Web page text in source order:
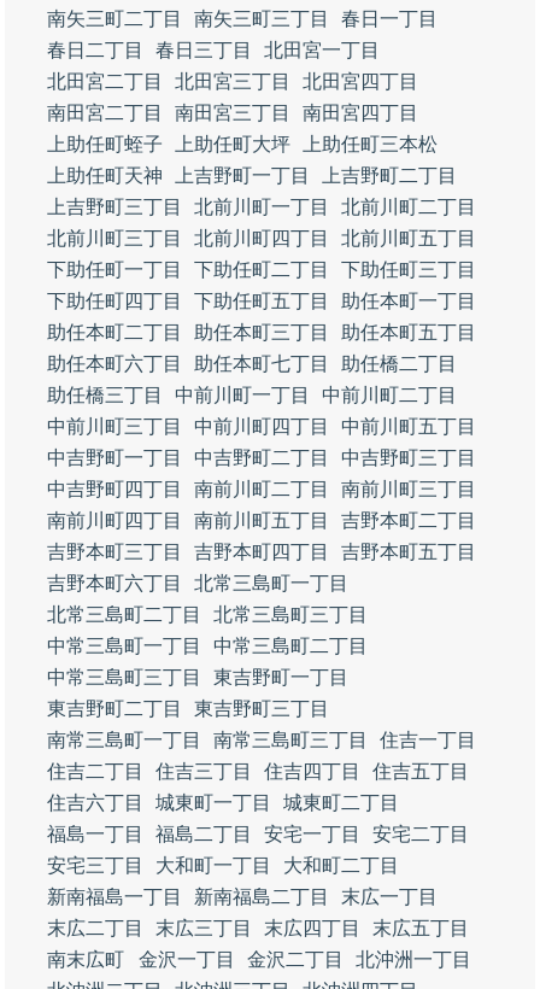
南矢三町二丁目
南矢三町三丁目
春日一丁目
春日二丁目
春日三丁目
北田宮一丁目
北田宮二丁目
北田宮三丁目
北田宮四丁目
南田宮二丁目
南田宮三丁目
南田宮四丁目
上助任町蛭子
上助任町大坪
上助任町三本松
上助任町天神
上吉野町一丁目
上吉野町二丁目
上吉野町三丁目
北前川町一丁目
北前川町二丁目
北前川町三丁目
北前川町四丁目
北前川町五丁目
下助任町一丁目
下助任町二丁目
下助任町三丁目
下助任町四丁目
下助任町五丁目
助任本町一丁目
助任本町二丁目
助任本町三丁目
助任本町五丁目
助任本町六丁目
助任本町七丁目
助任橋二丁目
助任橋三丁目
中前川町一丁目
中前川町二丁目
中前川町三丁目
中前川町四丁目
中前川町五丁目
中吉野町一丁目
中吉野町二丁目
中吉野町三丁目
中吉野町四丁目
南前川町二丁目
南前川町三丁目
南前川町四丁目
南前川町五丁目
吉野本町二丁目
吉野本町三丁目
吉野本町四丁目
吉野本町五丁目
吉野本町六丁目
北常三島町一丁目
北常三島町二丁目
北常三島町三丁目
中常三島町一丁目
中常三島町二丁目
中常三島町三丁目
東吉野町一丁目
東吉野町二丁目
東吉野町三丁目
南常三島町一丁目
南常三島町三丁目
住吉一丁目
住吉二丁目
住吉三丁目 住吉四丁目
住吉五丁目
住吉六丁目
城東町一丁目
城東町二丁目
福島一丁目
福島二丁目 安宅一丁目
安宅二丁目
安宅三丁目
大和町一丁目
大和町二丁目
新南福島一丁目
新南福島二丁目
末広一丁目
末広二丁目
末広三丁目 末広四丁目
末広五丁目
南末広町
金沢一丁目 金沢二丁目
北沖洲一丁目